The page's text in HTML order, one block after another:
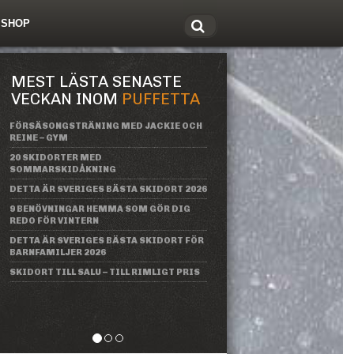
SHOP
MEST LÄSTA SENASTE
VECKAN INOM PUFFETTA
FÖRSÄSONGSTRÄNING MED JACKIE OCH
REINE – GYM
20 SKIDORTER MED
SOMMARSKIDÅKNING
DETTA ÄR SVERIGES BÄSTA SKIDORT 2026
9 BENÖVNINGAR HEMMA SOM GÖR DIG
REDO FÖR VINTERN
DETTA ÄR SVERIGES BÄSTA SKIDORT FÖR
BARNFAMILJER 2026
SKIDORT TILL SALU – TILL RIMLIGT PRIS